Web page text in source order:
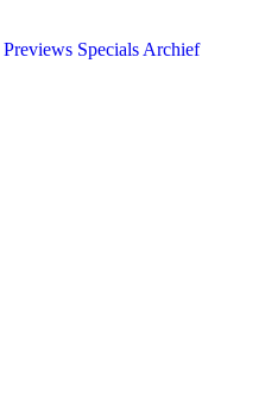
Previews Specials Archief